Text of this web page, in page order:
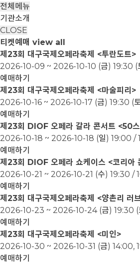
전체메뉴
기관소개
CLOSE
티켓예매 view all
제23회 대구국제오페라축제 <투란도트>
2026-10-09 ~ 2026-10-10 (금) 19:30 (
예매하기
제23회 대구국제오페라축제 <마술피리>
2026-10-16 ~ 2026-10-17 (금) 19:30 (
예매하기
제23회 DIOF 오페라 갈라 콘서트 <50
2026-10-18 ~ 2026-10-18 (일) 19:00 /
예매하기
제23회 DIOF 오페라 쇼케이스 <코리아
2026-10-21 ~ 2026-10-21 (수) 19:30 /
예매하기
제23회 대구국제오페라축제 <양촌리 러
2026-10-23 ~ 2026-10-24 (금) 19:30
예매하기
제23회 대구국제오페라축제 <미인>
2026-10-30 ~ 2026-10-31 (금) 14:00,
예매하기